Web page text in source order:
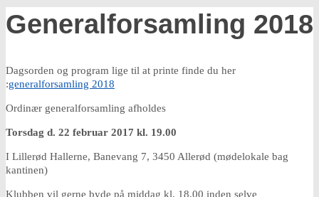
Generalforsamling 2018
Dagsorden og program lige til at printe finde du her
:generalforsamling 2018
Ordinær generalforsamling afholdes
Torsdag d. 22 februar 2017 kl. 19.00
I Lillerød Hallerne, Banevang 7, 3450 Allerød (mødelokale bag
kantinen)
Klubben vil gerne byde på middag kl. 18.00 inden selve